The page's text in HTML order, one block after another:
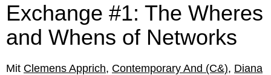
Exchange #1: The Wheres
and Whens of Networks
Clemens Apprich Contemporary And (C&) Diana